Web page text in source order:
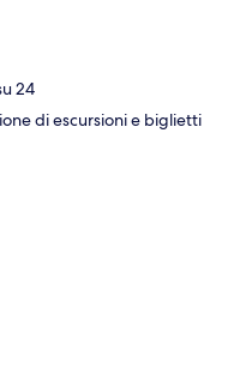
24
di escursioni e biglietti